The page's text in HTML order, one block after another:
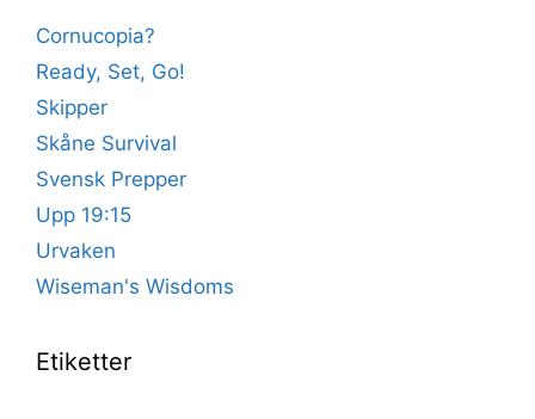
Cornucopia?
Ready, Set, Go!
Skipper
Skåne Survival
Svensk Prepper
Upp 19:15
Urvaken
Wiseman's Wisdoms
Etiketter